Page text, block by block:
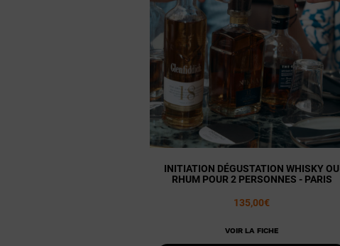
INITIATION DÉGUSTATION WHISKY OU
RHUM POUR 2 PERSONNES - PARIS
135,00€
Voir la fiche